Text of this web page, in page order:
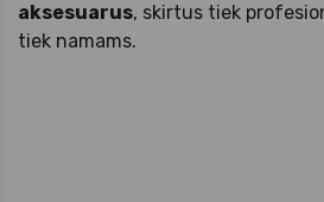
aksesuarus, skirtus tiek
tiek namams.